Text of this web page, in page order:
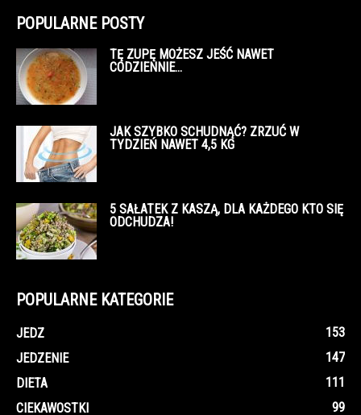
POPULARNE POSTY
TĘ ZUPĘ MOŻESZ JEŚĆ NAWET
CODZIENNIE…
JAK SZYBKO SCHUDNĄĆ? ZRZUĆ W
TYDZIEŃ NAWET 4,5 KG
5 SAŁATEK Z KASZĄ, DLA KAŻDEGO KTO SIĘ
ODCHUDZA!
POPULARNE KATEGORIE
JEDZ
153
JEDZENIE
147
DIETA
111
CIEKAWOSTKI
99